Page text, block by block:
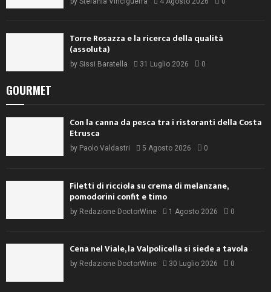
Torre Rosazza e la ricerca della qualità
(assoluta)
by Sissi Baratella 31 Luglio 2026 0
GOURMET
Con la canna da pesca tra i ristoranti della Costa
Etrusca
by Paolo Valdastri 5 Agosto 2026 0
Filetti di ricciola su crema di melanzane,
pomodorini confit e timo
by Redazione DoctorWine 1 Agosto 2026 0
Cena nel Viale, la Valpolicella si siede a tavola
by Redazione DoctorWine 30 Luglio 2026 0